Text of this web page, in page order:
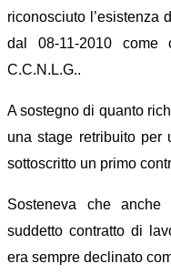
riconosciuto l’esistenza
dal 08-11-2010 come
C.C.N.L.G..
A sostegno di quanto
una stage retribuito per
sottoscritto un primo
Sosteneva che
suddetto contratto di
era sempre declinato